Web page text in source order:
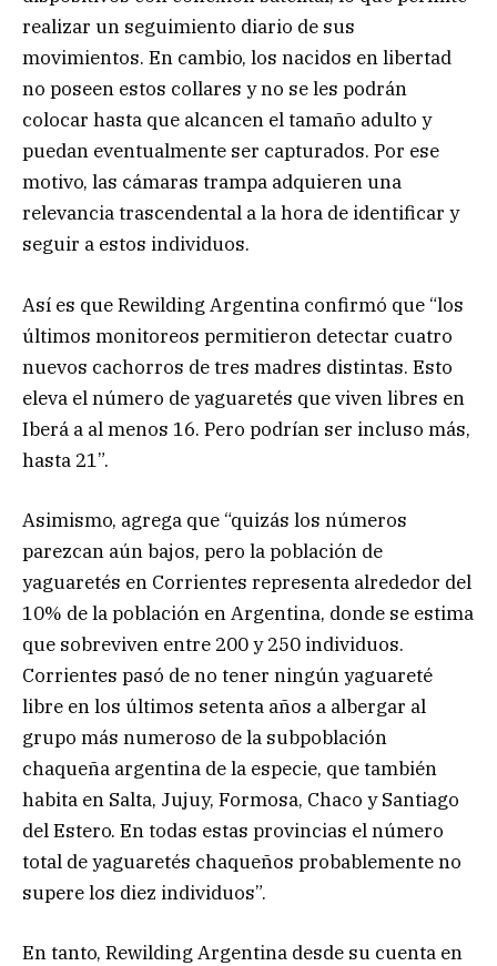
realizar un seguimiento diario de sus
movimientos. En cambio, los nacidos en libertad
no poseen estos collares y no se les podrán
colocar hasta que alcancen el tamaño adulto y
puedan eventualmente ser capturados. Por ese
motivo, las cámaras trampa adquieren una
relevancia trascendental a la hora de identificar y
seguir a estos individuos.
Así es que Rewilding Argentina confirmó que “los
últimos monitoreos permitieron detectar cuatro
nuevos cachorros de tres madres distintas. Esto
eleva el número de yaguaretés que viven libres en
Iberá a al menos 16. Pero podrían ser incluso más,
hasta 21”.
Asimismo, agrega que “quizás los números
parezcan aún bajos, pero la población de
yaguaretés en Corrientes representa alrededor del
10% de la población en Argentina, donde se estima
que sobreviven entre 200 y 250 individuos.
Corrientes pasó de no tener ningún yaguareté
libre en los últimos setenta años a albergar al
grupo más numeroso de la subpoblación
chaqueña argentina de la especie, que también
habita en Salta, Jujuy, Formosa, Chaco y Santiago
del Estero. En todas estas provincias el número
total de yaguaretés chaqueños probablemente no
supere los diez individuos”.
En tanto, Rewilding Argentina desde su cuenta en